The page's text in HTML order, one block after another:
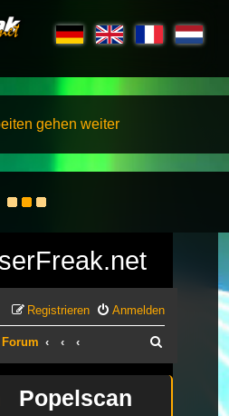
gehen weiter
Anmelden
Registrieren
Forum
Popelscan